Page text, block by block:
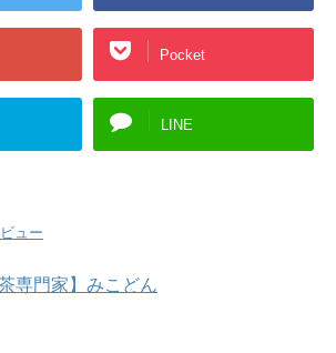
Pocket
LINE
ュー
専門家】みこどん